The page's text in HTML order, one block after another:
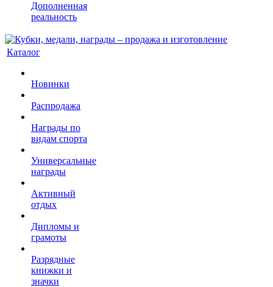
Дополненная
реальность
Каталог
Новинки
Распродажа
Награды по
видам спорта
Универсальные
награды
Активный
отдых
Дипломы и
грамоты
Разрядные
книжки и
значки